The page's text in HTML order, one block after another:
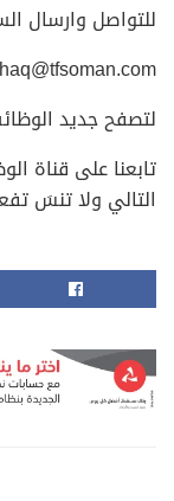
للتواصل وارسال
لتصفح جديد
تابعنا على قناة
التالي ولا تنسَ